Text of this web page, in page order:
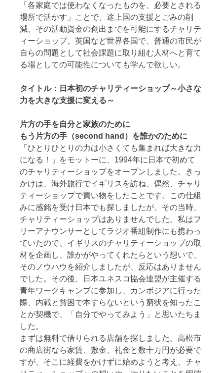
「各家庭では使わなくなったものを、必要とされる
場所で活かす」ことで、途上国の支援とごみの削
減、その活動資金の創出までを可能にするチャリテ
ィーショップ。英国など世界各国で、普通の市民が
自らの問題として社会課題に取り組む人材へと育て
る場としての可能性についても学んで欲しい。
タイトル：日本初のチャリティーショップ～小さな
力を大きな支援に変える～
片方の手を自分と家族のために
もう片方の手（second hand）を誰かのために
「ひとりひとりの力は小さくても集まれば大きな力
になる！」をモットーに、1994年に日本で初めて
のチャリティーショップをオープンしました。きっ
かけは、海外旅行でイギリスを訪ね、偶然、チャリ
ティーショップで買い物をしたことです。この仕組
みに感銘を受け日本でも探しましたが、その当時、
チャリティーショップはありませんでした。私はフ
リーアナウンサーとしてラジオ番組制作にも携わっ
ていたので、イギリスのチャリティーショップの取
材を企画し、誰かがやってくれたらという想いで、
そのノウハウを紹介しましたが、反応はありません
でした。その後、日本ユネスコ協会連盟が主催する
青年ワークキャンプに参加し、カンボジアに行った
際、内戦と貧困で本すらないという窮状を知ったこ
とが契機で、「自分でやってみよう」と思いたちま
した。
まずは無料で借りられる店舗を探しました。高松市
の商店街なら家賃、敷金、礼金と数十万円が必要で
すが、そこに経費をかけずに始めようと考え、チャ